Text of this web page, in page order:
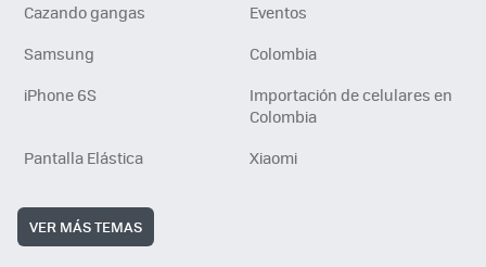
Cazando gangas
Eventos
Samsung
Colombia
iPhone 6S
Importación de celulares en
Colombia
Pantalla Elástica
Xiaomi
VER MÁS TEMAS